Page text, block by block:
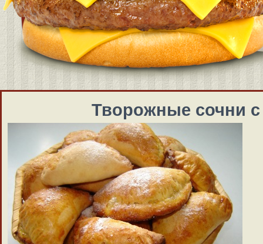
Творожные сочни